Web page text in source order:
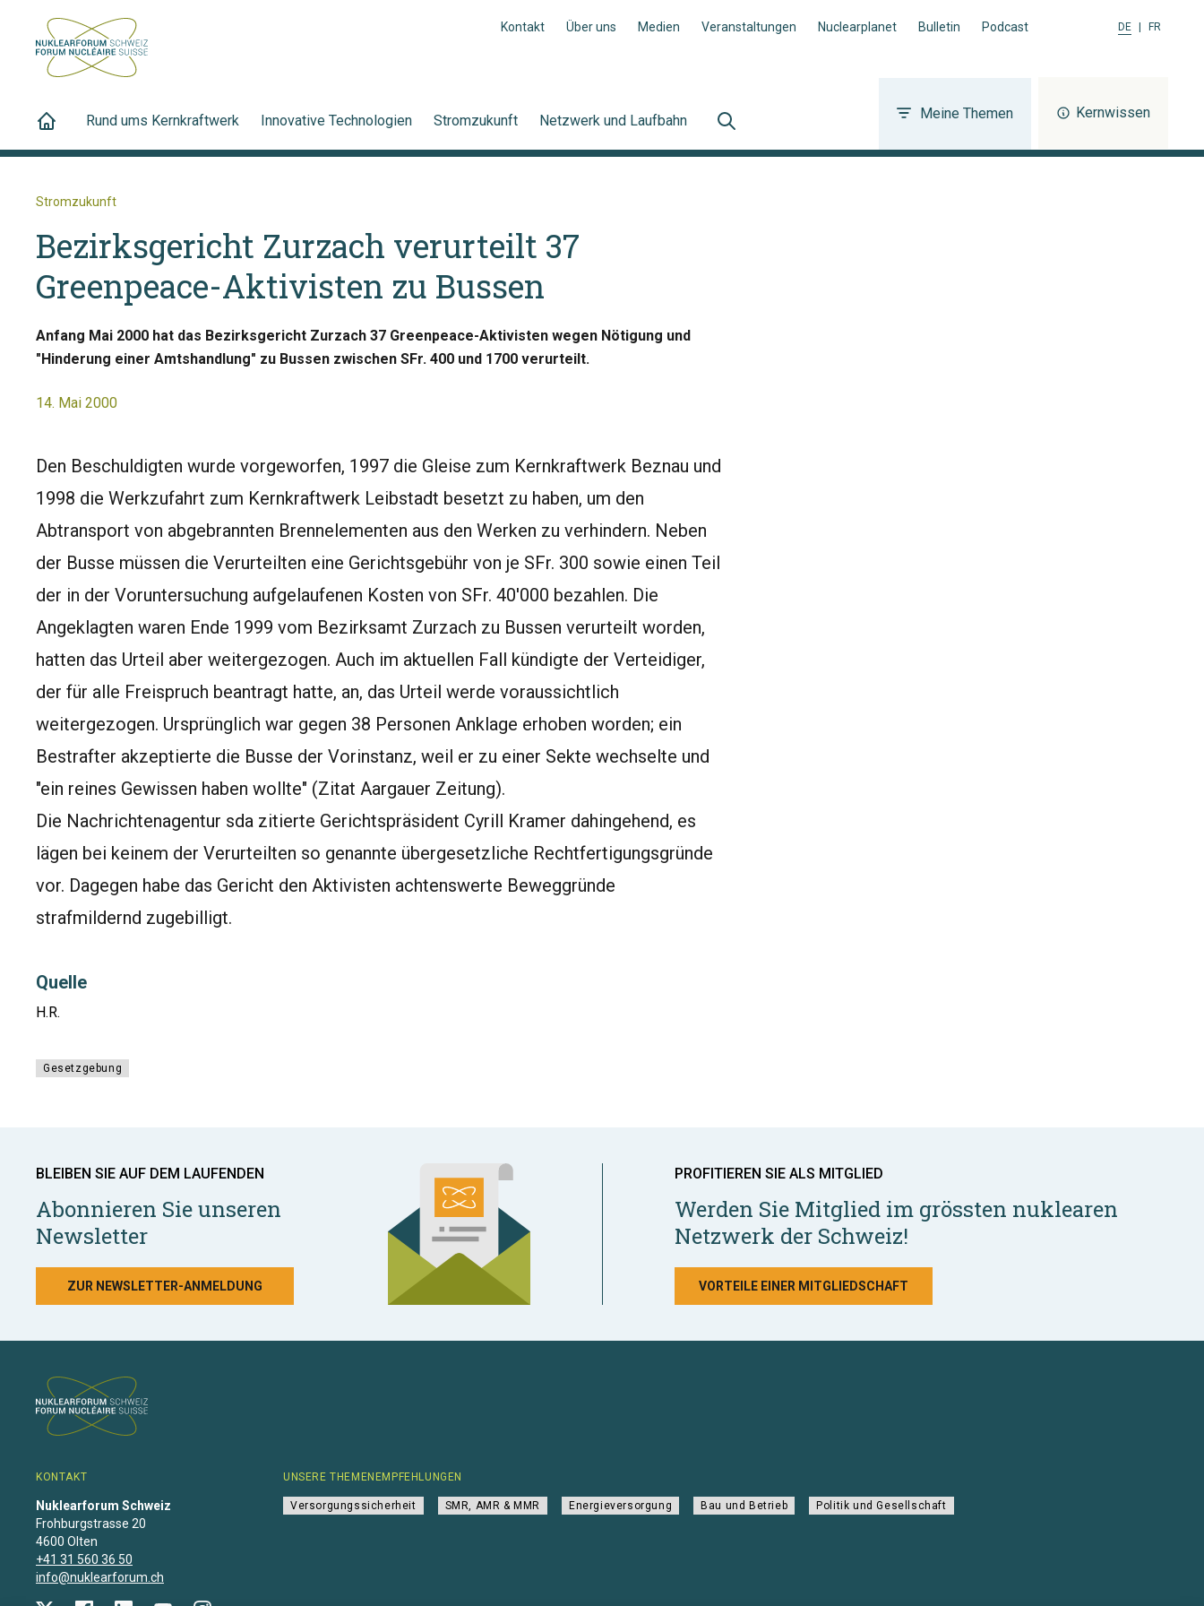
Kontakt Über uns Medien Veranstaltungen Nuclearplanet Bulletin Podcast DE FR
Rund ums Kernkraftwerk Innovative Technologien Stromzukunft Netzwerk und Laufbahn Meine Themen Kernwissen
Stromzukunft
Bezirksgericht Zurzach verurteilt 37
Greenpeace-Aktivisten zu Bussen
Anfang Mai 2000 hat das Bezirksgericht Zurzach 37 Greenpeace-Aktivisten wegen Nötigung und
"Hinderung einer Amtshandlung" zu Bussen zwischen SFr. 400 und 1700 verurteilt.
14. Mai 2000
Den Beschuldigten wurde vorgeworfen, 1997 die Gleise zum Kernkraftwerk Beznau und
1998 die Werkzufahrt zum Kernkraftwerk Leibstadt besetzt zu haben, um den
Abtransport von abgebrannten Brennelementen aus den Werken zu verhindern. Neben
der Busse müssen die Verurteilten eine Gerichtsgebühr von je SFr. 300 sowie einen Teil
der in der Voruntersuchung aufgelaufenen Kosten von SFr. 40'000 bezahlen. Die
Angeklagten waren Ende 1999 vom Bezirksamt Zurzach zu Bussen verurteilt worden,
hatten das Urteil aber weitergezogen. Auch im aktuellen Fall kündigte der Verteidiger,
der für alle Freispruch beantragt hatte, an, das Urteil werde voraussichtlich
weitergezogen. Ursprünglich war gegen 38 Personen Anklage erhoben worden; ein
Bestrafter akzeptierte die Busse der Vorinstanz, weil er zu einer Sekte wechselte und
"ein reines Gewissen haben wollte" (Zitat Aargauer Zeitung).
Die Nachrichtenagentur sda zitierte Gerichtspräsident Cyrill Kramer dahingehend, es
lägen bei keinem der Verurteilten so genannte übergesetzliche Rechtfertigungsgründe
vor. Dagegen habe das Gericht den Aktivisten achtenswerte Beweggründe
strafmildernd zugebilligt.
Quelle
H.R.
Gesetzgebung
BLEIBEN SIE AUF DEM LAUFENDEN
Abonnieren Sie unseren
Newsletter
ZUR NEWSLETTER-ANMELDUNG
PROFITIEREN SIE ALS MITGLIED
Werden Sie Mitglied im grössten nuklearen
Netzwerk der Schweiz!
VORTEILE EINER MITGLIEDSCHAFT
KONTAKT
Nuklearforum Schweiz
Frohburgstrasse 20
4600 Olten
+41 31 560 36 50
info@nuklearforum.ch
UNSERE THEMENEMPFEHLUNGEN
Versorgungssicherheit SMR, AMR & MMR Energieversorgung Bau und Betrieb Politik und Gesellschaft